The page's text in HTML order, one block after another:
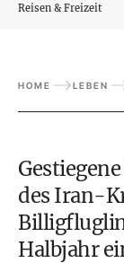
Reisen & Freizeit
HOME LEBEN
des Iran-
Halbjahr